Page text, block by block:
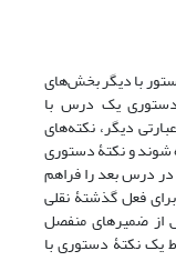
با دیگر بخش‌های
دستوری یک درس با
دیگر، نکته‌های
و نکتۀ دستوری
درس بعد را فراهم
فعل گذشتۀ نقلی
از ضمیرهای منفصل
یک نکتۀ دستوری با